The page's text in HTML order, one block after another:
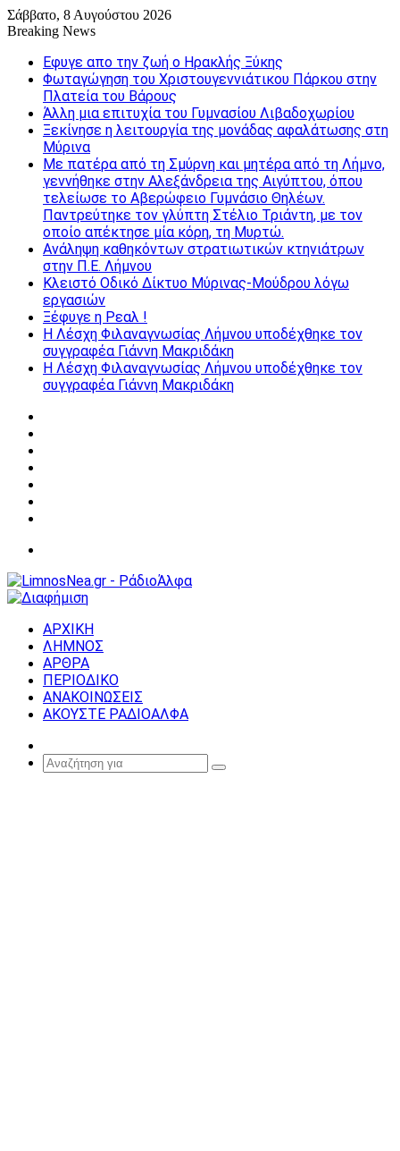
Σάββατο, 8 Αυγούστου 2026
Breaking News
Εφυγε απο την ζωή o Ηρακλής Ξύκης
Φωταγώγηση του Χριστουγεννιάτικου Πάρκου στην
Πλατεία του Βάρους
Άλλη μια επιτυχία του Γυμνασίου Λιβαδοχωρίου
Ξεκίνησε η λειτουργία της μονάδας αφαλάτωσης στη
Μύρινα
Με πατέρα από τη Σμύρνη και μητέρα από τη Λήμνο,
γεννήθηκε στην Αλεξάνδρεια της Αιγύπτου, όπου
τελείωσε το Αβερώφειο Γυμνάσιο Θηλέων.
Παντρεύτηκε τον γλύπτη Στέλιο Τριάντη, με τον
οποίο απέκτησε μία κόρη, τη Μυρτώ.
Ανάληψη καθηκόντων στρατιωτικών κτηνιάτρων
στην Π.Ε. Λήμνου
Κλειστό Οδικό Δίκτυο Μύρινας-Μούδρου λόγω
εργασιών
Ξέφυγε η Ρεαλ !
Η Λέσχη Φιλαναγνωσίας Λήμνου υποδέχθηκε τον
συγγραφέα Γιάννη Μακριδάκη
Η Λέσχη Φιλαναγνωσίας Λήμνου υποδέχθηκε τον
συγγραφέα Γιάννη Μακριδάκη
ΑΡΧΙΚΗ
ΛΗΜΝΟΣ
ΑΡΘΡΑ
ΠΕΡΙΟΔΙΚΟ
ΑΝΑΚΟΙΝΩΣΕΙΣ
ΑΚΟΥΣΤΕ ΡΑΔΙΟΑΛΦΑ
Article
Αναζήτηση